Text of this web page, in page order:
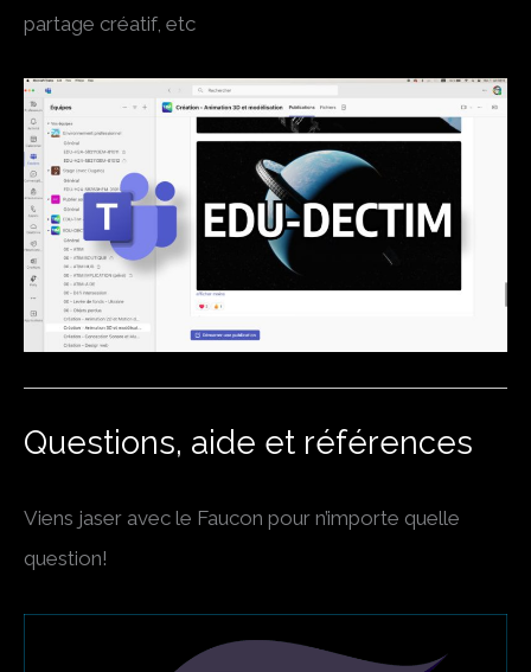
partage créatif, etc
Questions, aide et références
Viens jaser avec le Faucon pour n’importe quelle
question!